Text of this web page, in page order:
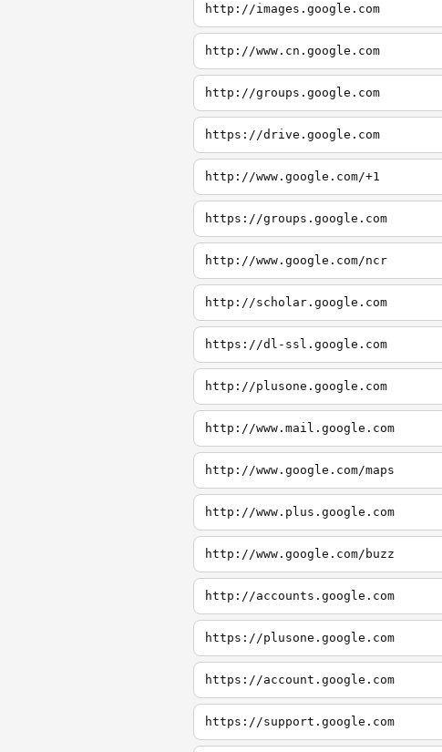
http://images.google.com
http://www.cn.google.com
http://groups.google.com
https://drive.google.com
http://www.google.com/+1
https://groups.google.com
http://www.google.com/ncr
http://scholar.google.com
https://dl-ssl.google.com
http://plusone.google.com
http://www.mail.google.com
http://www.google.com/maps
http://www.plus.google.com
http://www.google.com/buzz
http://accounts.google.com
https://plusone.google.com
https://account.google.com
https://support.google.com